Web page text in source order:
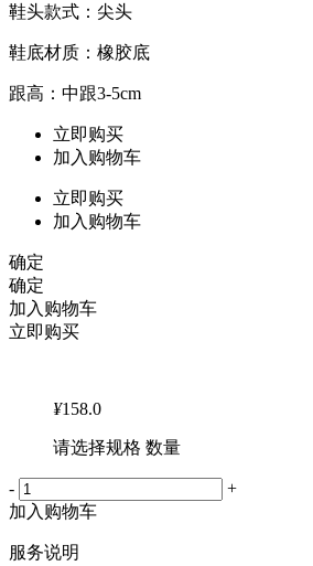
鞋头款式：尖头
鞋底材质：橡胶底
跟高：中跟3-5cm
立即购买
加入购物车
立即购买
加入购物车
确定
确定
加入购物车
立即购买
¥158.0
请选择规格 数量
-
+
加入购物车
服务说明